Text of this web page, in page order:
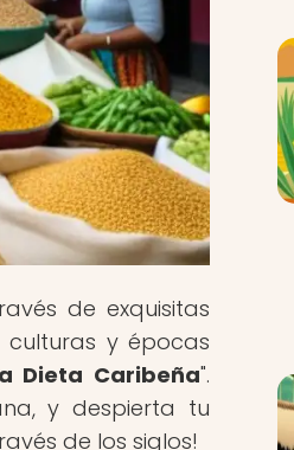
de exquisitas
culturas y épocas
Dieta Caribeña".
y despierta tu
de los siglos!